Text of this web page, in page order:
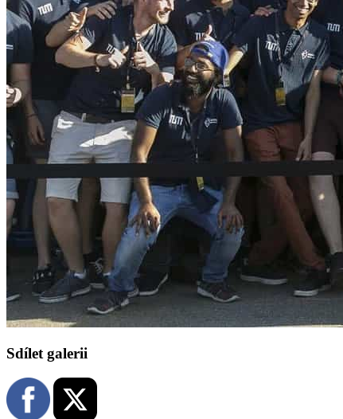
Sdílet galerii